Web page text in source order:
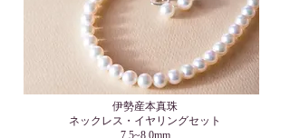
伊勢産本真珠
​ネックレス・イヤリングセット
7,5~8,0mm